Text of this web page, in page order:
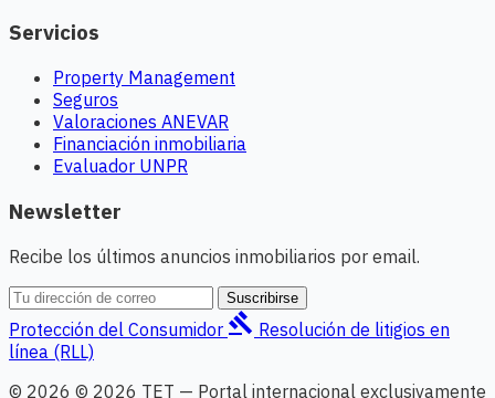
Servicios
Property Management
Seguros
Valoraciones ANEVAR
Financiación inmobiliaria
Evaluador UNPR
Newsletter
Recibe los últimos anuncios inmobiliarios por email.
Suscribirse
Protección del Consumidor gavel Resolución de litigios en
línea (RLL)
© 2026 © 2026 TET — Portal internacional exclusivamente